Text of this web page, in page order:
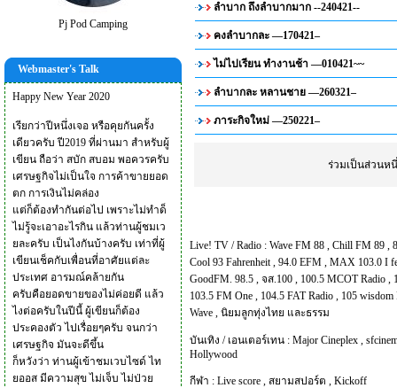
Pj Pod Camping
Webmaster's Talk
Happy New Year 2020
เรียกว่าปีหนึ่งเจอ หรือคุยกันครั้ง
เดียวครับ ปี2019 ที่ผ่านมา สำหรับผู้
เขียน ถือว่า สบัก สบอม พอควรครับ
เศรษฐกิจไม่เป็นใจ การค้าขายยอด
ตก การเงินไม่คล่อง
แต่ก็ต้องทำกันต่อไป เพราะไม่ทำด็
ไม่รู้จะเอาอะไรกิน แล้วท่านผู้ชมเว
ยละครับ เป็นไงกันบ้างครับ เท่าที่ผู้
เขียนเช็คกับเพื่อนที่อาศัยแต่ละ
ประเทศ อารมณ์คล้ายกัน
ครับคือยอดขายของไม่ค่อยดี แล้ว
ไงต่อครับในปีนี้ ผู้เขียนก็ต้อง
ประคองตัว ไปเรื่อยๆครับ จนกว่า
เศรษฐกิจ มันจะดีขึ้น
ก็หวังว่า ท่านผู้เข้าชมเวบไซด์ ไท
ยออส มีความสุข ไม่เจ็บ ไม่ป่วย
ลำบาก ถึงลำบากมาก --240421--
คงลำบากละ —170421–
ไม่ไปเรียน ทำงานช้า —010421~~
ลำบากละ หลานชาย —260321–
ภาระกิจใหม่ —250221–
ร่วมเป็นส่วนห
Live! TV / Radio : Wave FM 88 , Chill FM 89 ,
Cool 93 Fahrenheit, 94.0 EFM , MAX 103.0 I
GoodFM. 98.5 , จส.100 , 100.5 MCOT Radio ,
103.5 FM One , 104.5 FAT Radio , 105 wisdom
Wave , นิยมลูกทุ่งไทย และธรรม
บันเทิง / เอนเตอร์เทน : Major Cineplex ,
Hollywood
กีฬา : Live score , สยามสปอร์ต , Kickoff